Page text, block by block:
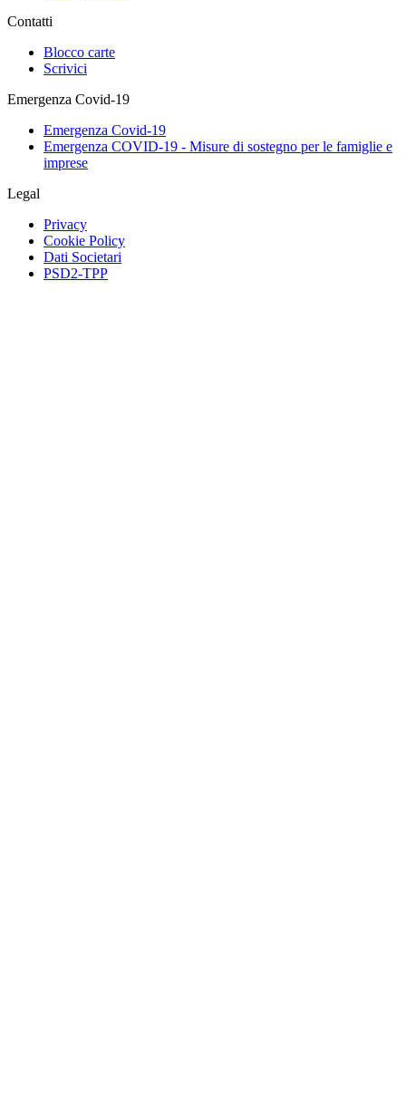
Contatti
Blocco carte
Scrivici
Emergenza Covid-19
Emergenza Covid-19
Emergenza COVID-19 - Misure di sostegno per le famiglie e
imprese
Legal
Privacy
Cookie Policy
Dati Societari
PSD2-TPP